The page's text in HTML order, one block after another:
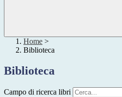
Home >
Biblioteca
Biblioteca
Campo di ricerca libri